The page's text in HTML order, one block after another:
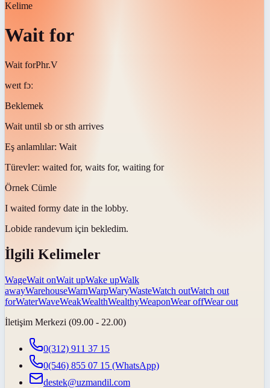
Kelime
Wait for
Wait forPhr.V
weɪt fɔː
Beklemek
Wait until sb or sth arrives
Eş anlamlılar: Wait
Türevler: waited for, waits for, waiting for
Örnek Cümle
I waited formy date in the lobby.
Lobide randevum için bekledim.
İlgili Kelimeler
WageWait onWait upWake upWalk
awayWarehouseWarnWarpWaryWasteWatch outWatch out
forWaterWaveWeakWealthWealthyWeaponWear offWear out
İletişim Merkezi (09.00 - 22.00)
0(312) 911 37 15
0(546) 855 07 15 (WhatsApp)
destek@uzmandil.com